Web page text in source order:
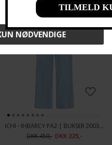
DKK 350,-
DKK 175,-
ICHI - IHBARCY PA2 | BUKSER 200343 LIGHT BLUE
DKK 450,- DKK 225,-